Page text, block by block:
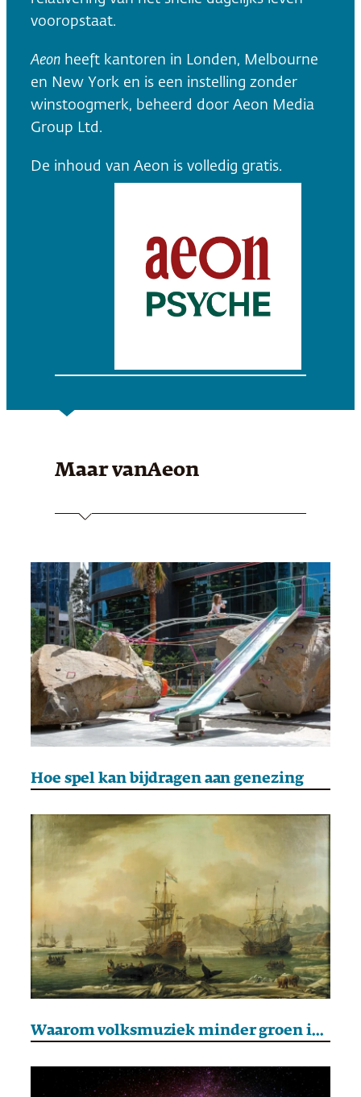
vooropstaat.
Aeon heeft kantoren in Londen, Melbourne
en New York en is een instelling zonder
winstoogmerk, beheerd door Aeon Media
Group Ltd.
De inhoud van Aeon is volledig gratis.
Maar vanAeon
Hoe spel kan bijdragen aan genezing
Waarom volksmuziek minder groen is dan we denken